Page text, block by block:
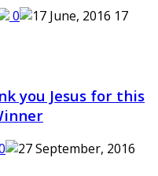
0
17
you Jesus for this